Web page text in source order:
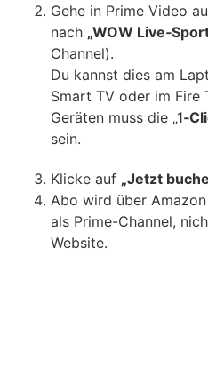
Gehe in Prime Video
nach „WOW
Channel).
Du kannst dies am
Smart TV oder im Fire
Geräten muss die „1
sein.
Klicke auf „Jetzt
Abo wird über
als Prime-Channel,
Website.